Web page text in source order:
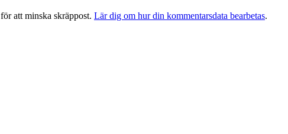
att minska skräppost. Lär dig om hur din kommentarsdata bearbetas.